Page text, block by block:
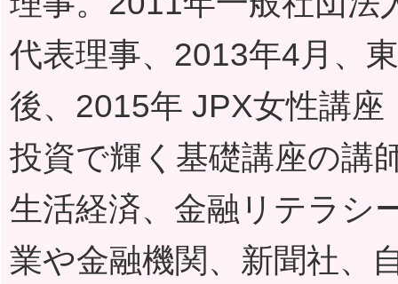
代表理事、2013年4月、
後、2015年 JPX女性講
投資で輝く基礎講座の講
生活経済、金融リテラシ
業や金融機関、新聞社、